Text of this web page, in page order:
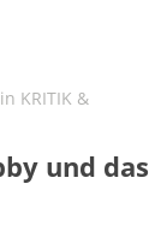
KRITIK &
und das